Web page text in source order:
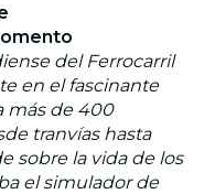
del Ferrocarril
en el fascinante
más de 400
tranvías hasta
sobre la vida de los
el simulador de